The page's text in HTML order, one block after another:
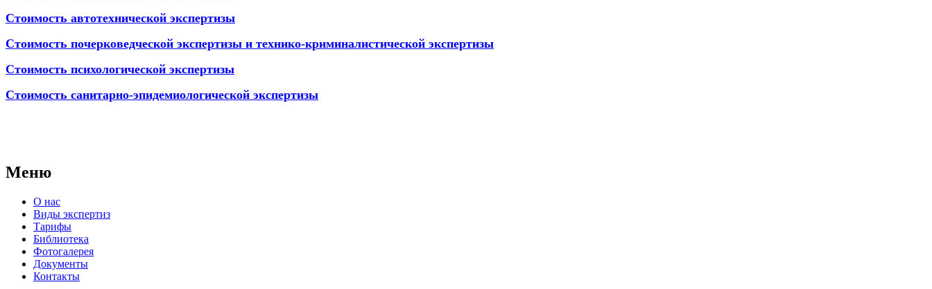
Стоимость автотехнической экспертизы
Стоимость почерковедческой экспертизы и технико-криминалистической экспертизы
Стоимость психологической экспертизы
Стоимость санитарно-эпидемиологической экспертизы
Меню
О нас
Виды экспертиз
Тарифы
Библиотека
Фотогалерея
Документы
Контакты